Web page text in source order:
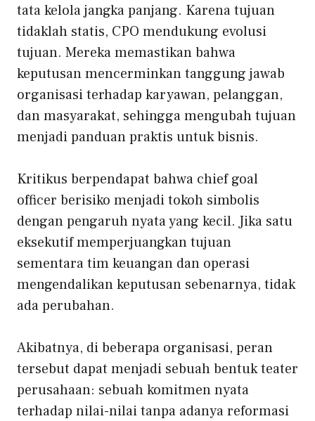
tata kelola jangka panjang. Karena tujuan
tidaklah statis, CPO mendukung evolusi
tujuan. Mereka memastikan bahwa
keputusan mencerminkan tanggung jawab
organisasi terhadap karyawan, pelanggan,
dan masyarakat, sehingga mengubah tujuan
menjadi panduan praktis untuk bisnis.
Kritikus berpendapat bahwa chief goal
officer berisiko menjadi tokoh simbolis
dengan pengaruh nyata yang kecil. Jika satu
eksekutif memperjuangkan tujuan
sementara tim keuangan dan operasi
mengendalikan keputusan sebenarnya, tidak
ada perubahan.
Akibatnya, di beberapa organisasi, peran
tersebut dapat menjadi sebuah bentuk teater
perusahaan: sebuah komitmen nyata
terhadap nilai-nilai tanpa adanya reformasi